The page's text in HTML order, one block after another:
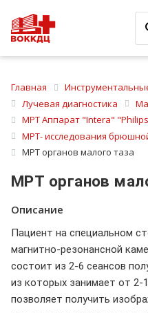
Главная
Лучевая диагностика
МРТ Аппарат "Intera"
МРТ- исследования
МРТ органов малого таза
МРТ органов
Описание
Пациент на специальном
магнитно-резонансной
состоит из 2-6 сеансов
из которых занимает от 2-
позволяет получить